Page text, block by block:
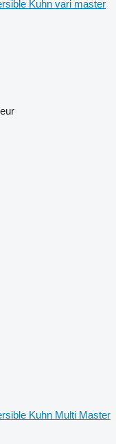
Kuhn vari master
Kuhn Multi Master